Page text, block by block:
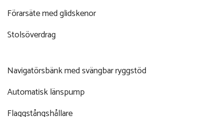
Förarsäte med glidskenor
Stolsöverdrag
Navigatörsbänk med svängbar ryggstöd
Automatisk länspump
Flaggstångshållare